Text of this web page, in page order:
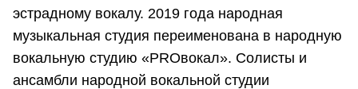
эстрадному вокалу. 2019 года народная
музыкальная студия переименована в народную
вокальную студию «PROвокал». Солисты и
ансамбли народной вокальной студии